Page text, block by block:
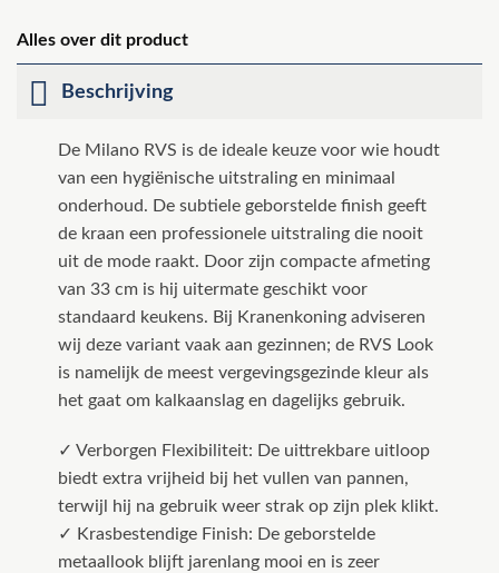
Alles over dit product
Beschrijving
De Milano RVS is de ideale keuze voor wie houdt
van een hygiënische uitstraling en minimaal
onderhoud. De subtiele geborstelde finish geeft
de kraan een professionele uitstraling die nooit
uit de mode raakt. Door zijn compacte afmeting
van 33 cm is hij uitermate geschikt voor
standaard keukens. Bij Kranenkoning adviseren
wij deze variant vaak aan gezinnen; de RVS Look
is namelijk de meest vergevingsgezinde kleur als
het gaat om kalkaanslag en dagelijks gebruik.
✓ Verborgen Flexibiliteit: De uittrekbare uitloop
biedt extra vrijheid bij het vullen van pannen,
terwijl hij na gebruik weer strak op zijn plek klikt.
✓ Krasbestendige Finish: De geborstelde
metaallook blijft jarenlang mooi en is zeer